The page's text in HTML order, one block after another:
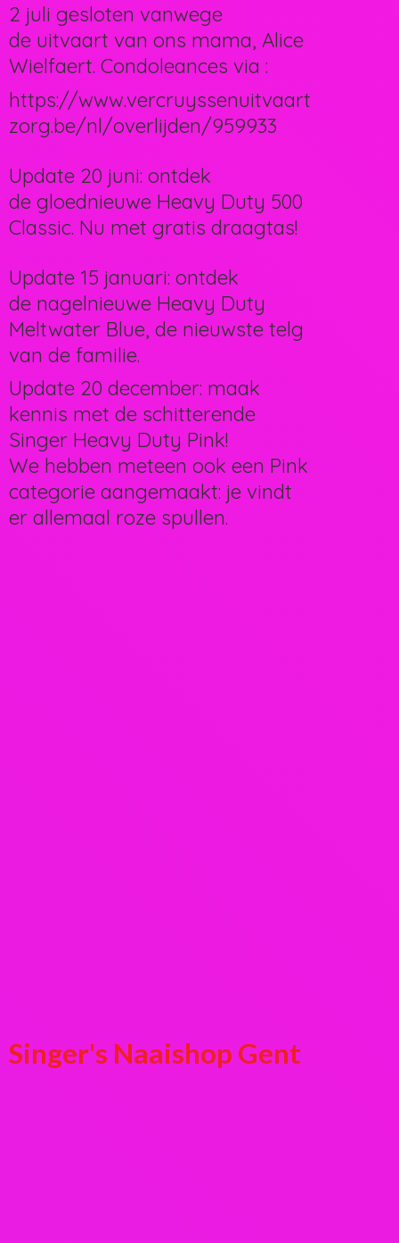
Singer's Naaishop Gent
2 juli gesloten vanwege
de uitvaart van ons mama, Alice
Wielfaert. Condoleances via :
https://www.vercruyssenuitvaart
zorg.be/nl/overlijden/959933
Update 20 juni: ontdek
de gloednieuwe Heavy Duty 500
Classic. Nu met gratis draagtas!
Update 15 januari: ontdek
de nagelnieuwe Heavy Duty
Meltwater Blue, de nieuwste telg
van de familie.
Update 20 december: maak
kennis met de schitterende
Singer Heavy Duty Pink!
We hebben meteen ook een Pink
categorie aangemaakt: je vindt
er allemaal roze spullen.